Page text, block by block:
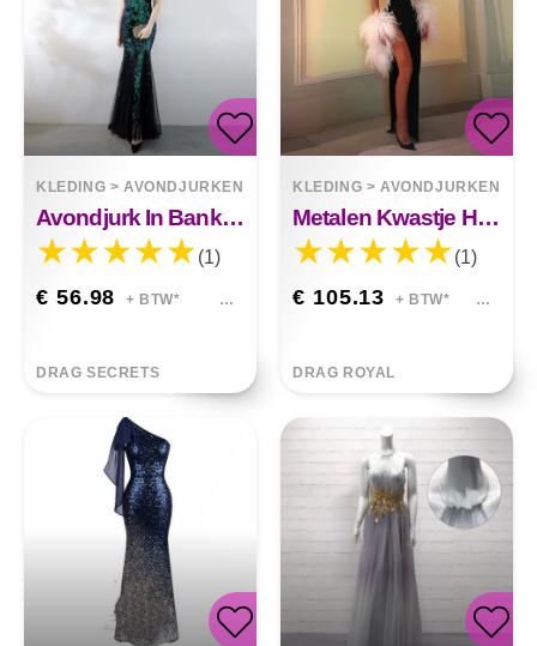
KLEDING >AVONDJURKEN
Avondjurk In Banketstijl
(1)
€ 56.98 + BTW*
DRAG SECRETS
KLEDING >AVONDJURKEN
Metalen Kwastje Hoge Taille Splitjurk
(1)
€ 105.13 + BTW*
DRAG ROYAL